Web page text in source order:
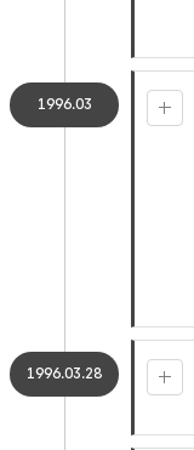
1996.03
1996.03.28